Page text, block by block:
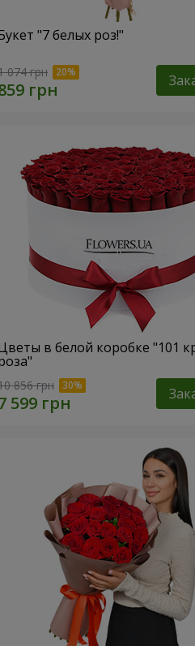
"7 белых роз!"
074 грн
в белой коробке "101
856 грн